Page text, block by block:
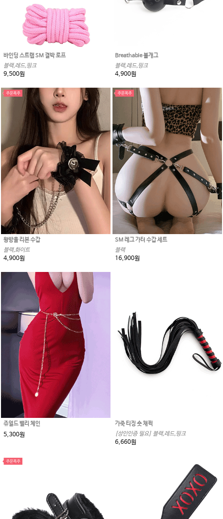
바인딩 스트랩 SM 결박 로프
블랙,레드,핑크
9,500원
Breathable 볼개그
블랙,레드,핑크
4,900원
왕방울 리본 수갑
블랙,화이트
4,900원
SM 레그 가터 수갑 세트
블랙
16,900원
쥬얼드 밸리 체인
5,300원
가죽 티징 숏 채찍
[성인인증 필요] 블랙,레드,핑크
6,660원